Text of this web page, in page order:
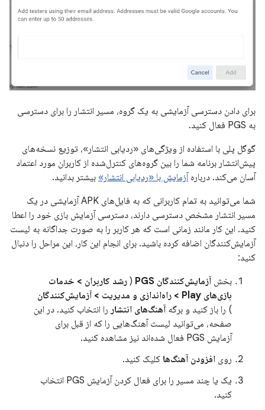
برای دادن دسترسی آزمایشی به یک گروه، مسیر انتشار را برای دسترسی
به PGS فعال کنید.
گوگل پلی با استفاده از ویژگی‌های «ردیابی انتشار»، توزیع نسخه‌های
پیش‌انتشار برنامه شما را بین گروه‌های کنترل‌شده از کاربران مورد اعتماد
آسان می‌کند. درباره آزمایش با «ردیابی انتشار» بیشتر بدانید.
شما می‌توانید به تمام کاربرانی که به فایل‌های APK آزمایشی در یک
مسیر انتشار مشخص دسترسی دارند، دسترسی آزمایش بازی خود را اعطا
کنید. این کار مانند زمانی است که هر کاربر را به صورت جداگانه به لیست
آزمایش‌کنندگان اضافه کرده باشید. برای انجام این کار، این مراحل را دنبال
کنید:
بخش آزمایش‌کنندگان PGS ( رشد کاربران > خدمات
بازی‌های Play
> راه‌اندازی و مدیریت > آزمایش‌کنندگان
) را باز کنید و برگه آهنگ‌های انتشار را انتخاب کنید. در این
صفحه، می‌توانید لیست آهنگ‌هایی را که از قبل برای
آزمایش PGS فعال شده‌اند نیز مشاهده کنید.
روی افزودن آهنگ‌ها کلیک کنید.
یک یا چند مسیر را برای فعال کردن آزمایش PGS انتخاب
کنید.